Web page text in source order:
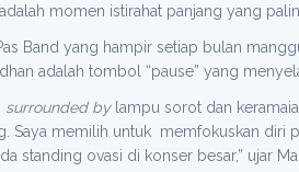
momen istirahat panjang yang
Band yang hampir setiap bulan
adalah tombol “pause” yang
surrounded bylampu sorot dan
Saya memilih untuk memfokuskan diri
standing ovasi di konser besar,” ujar